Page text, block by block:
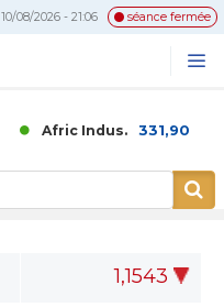
10/08/2026 - 21:06 séance fermée
Afric Indus. 331,90
1,1543